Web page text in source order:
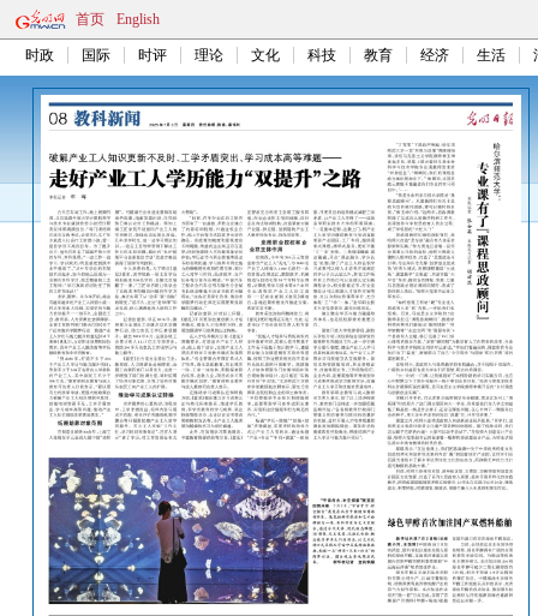
首页 English
时政 国际 时评 理论 文化 科技 教育 经济 生活